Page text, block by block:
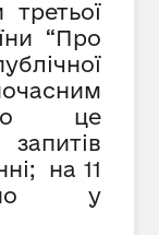
третьої
“Про
це
на 11
у